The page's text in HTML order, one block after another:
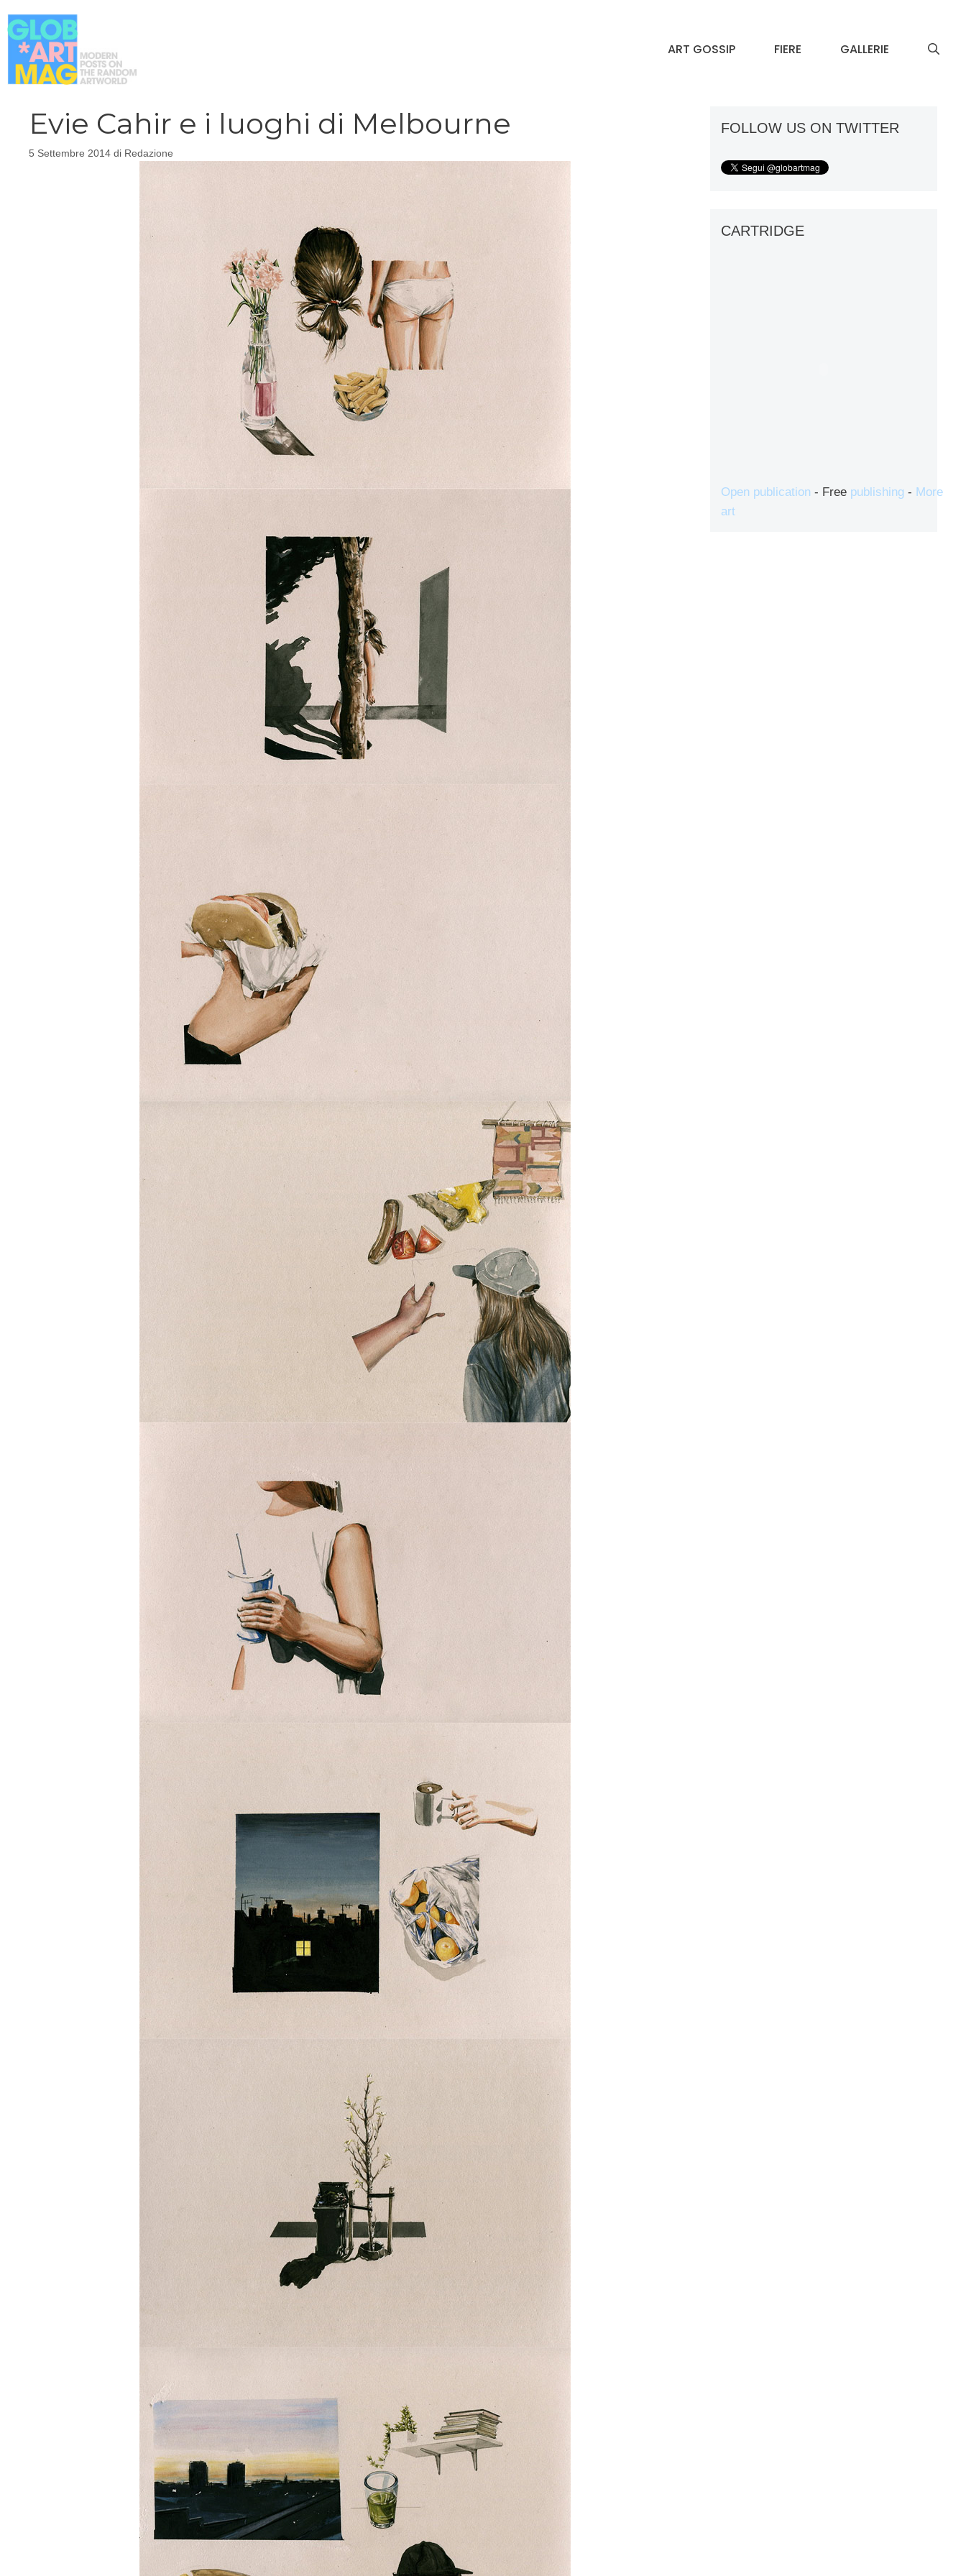
al
contenuto
ART GOSSIP FIERE GALLERIE
Evie Cahir e i luoghi di Melbourne
5 Settembre 2014 di Redazione
FOLLOW US ON TWITTER
CARTRIDGE
Open publication - Free publishing - More
art